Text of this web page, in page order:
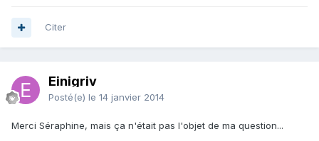
Citer
Einigriv
Posté(e) le 14 janvier 2014
Merci Séraphine, mais ça n'était pas l'objet de ma question...